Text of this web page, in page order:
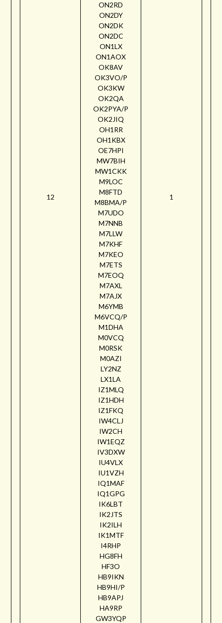
12
ON2RD
ON2DY
ON2DK
ON2DC
ON1LX
ON1AOX
OK8AV
OK3VO/P
OK3KW
OK2QA
OK2PYA/P
OK2JIQ
OH1RR
OH1KBX
OE7HPI
MW7BIH
MW1CKK
M9LOC
M8FTD
M8BMA/P
M7UDO
M7NNB
M7LLW
M7KHF
M7KEO
M7ETS
M7EOQ
M7AXL
M7AJX
M6YMB
M6VCQ/P
M1DHA
M0VCQ
M0RSK
M0AZI
LY2NZ
LX1LA
IZ1MLQ
IZ1HDH
IZ1FKQ
IW4CLJ
IW2CH
IW1EQZ
IV3DXW
IU4VLX
IU1VZH
IQ1MAF
IQ1GPG
IK6LBT
IK2JTS
IK2ILH
IK1MTF
I4RHP
HG8FH
HF3O
HB9IKN
HB9HI/P
HB9APJ
HA9RP
GW3YQP
1